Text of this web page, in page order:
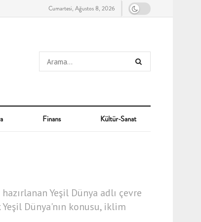
Cumartesi, Ağustos 8, 2026
Finans Kültür-Sanat
Yeşil Dünya adlı çevre
Dünya'nın konusu, iklim